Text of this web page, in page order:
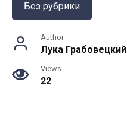
Без рубрики
Author
Лука Грабовецкий
Views
22